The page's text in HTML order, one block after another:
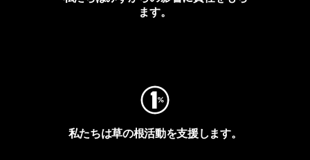
ます。
私たちは草の根活動を支援します。